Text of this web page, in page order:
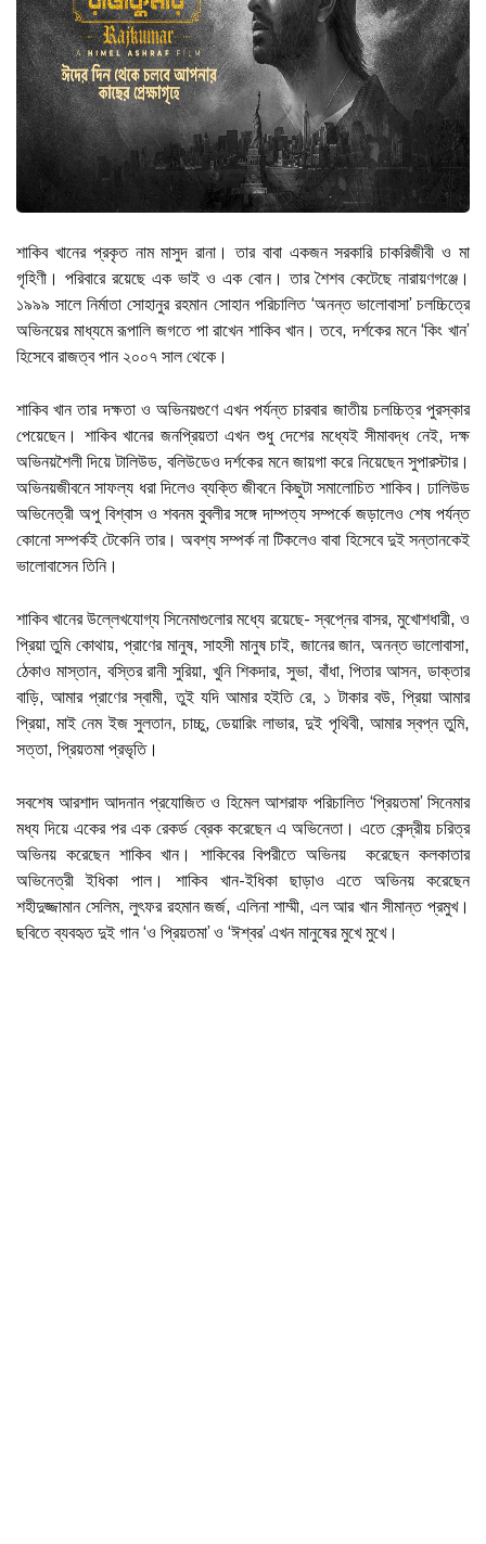
শাকিব খানের প্রকৃত নাম মাসুদ রানা। তার বাবা একজন সরকারি চাকরিজীবী ও মা
গৃহিণী। পরিবারে রয়েছে এক ভাই ও এক বোন। তার শৈশব কেটেছে নারায়ণগঞ্জে।
১৯৯৯ সালে নির্মাতা সোহানুর রহমান সোহান পরিচালিত ‘অনন্ত ভালোবাসা’ চলচ্চিত্রে
অভিনয়ের মাধ্যমে রূপালি জগতে পা রাখেন শাকিব খান। তবে, দর্শকের মনে ‘কিং খান’
হিসেবে রাজত্ব পান ২০০৭ সাল থেকে।
শাকিব খান তার দক্ষতা ও অভিনয়গুণে এখন পর্যন্ত চারবার জাতীয় চলচ্চিত্র পুরস্কার
পেয়েছেন। শাকিব খানের জনপ্রিয়তা এখন শুধু দেশের মধ্যেই সীমাবদ্ধ নেই, দক্ষ
অভিনয়শৈলী দিয়ে টালিউড, বলিউডেও দর্শকের মনে জায়গা করে নিয়েছেন সুপারস্টার।
অভিনয়জীবনে সাফল্য ধরা দিলেও ব্যক্তি জীবনে কিছুটা সমালোচিত শাকিব। ঢালিউড
অভিনেত্রী অপু বিশ্বাস ও শবনম বুবলীর সঙ্গে দাম্পত্য সম্পর্কে জড়ালেও শেষ পর্যন্ত
কোনো সম্পর্কই টেকেনি তার। অবশ্য সম্পর্ক না টিকলেও বাবা হিসেবে দুই সন্তানকেই
ভালোবাসেন তিনি।
শাকিব খানের উল্লেখযোগ্য সিনেমাগুলোর মধ্যে রয়েছে- স্বপ্নের বাসর, মুখোশধারী, ও
প্রিয়া তুমি কোথায়, প্রাণের মানুষ, সাহসী মানুষ চাই, জানের জান, অনন্ত ভালোবাসা,
ঠেকাও মাস্তান, বস্তির রানী সুরিয়া, খুনি শিকদার, সুভা, বাঁধা, পিতার আসন, ডাক্তার
বাড়ি, আমার প্রাণের স্বামী, তুই যদি আমার হইতি রে, ১ টাকার বউ, প্রিয়া আমার
প্রিয়া, মাই নেম ইজ সুলতান, চাচ্চু, ডেয়ারিং লাভার, দুই পৃথিবী, আমার স্বপ্ন তুমি,
সত্তা, প্রিয়তমা প্রভৃতি।
সবশেষ আরশাদ আদনান প্রযোজিত ও হিমেল আশরাফ পরিচালিত ‘প্রিয়তমা’ সিনেমার
মধ্য দিয়ে একের পর এক রেকর্ড ব্রেক করেছেন এ অভিনেতা। এতে কেন্দ্রীয় চরিত্র
অভিনয় করেছেন শাকিব খান। শাকিবের বিপরীতে অভিনয় করেছেন কলকাতার
অভিনেত্রী ইধিকা পাল। শাকিব খান-ইধিকা ছাড়াও এতে অভিনয় করেছেন
শহীদুজ্জামান সেলিম, লুৎফর রহমান জর্জ, এলিনা শাম্মী, এল আর খান সীমান্ত প্রমুখ।
ছবিতে ব্যবহৃত দুই গান ‘ও প্রিয়তমা’ ও ‘ঈশ্বর’ এখন মানুষের মুখে মুখে।